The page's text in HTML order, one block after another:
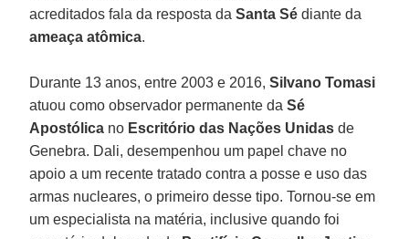
acreditados fala da resposta daSanta Sé diante da
ameaça atômica.
Durante 13 anos, entre 2003 e 2016,Silvano Tomasi
atuou como observador permanente daSé
Apostólica no Escritório das Nações Unidas de
Genebra. Dali, desempenhou um papel chave no
apoio a um recente tratado contra a posse e uso das
armas nucleares, o primeiro desse tipo. Tornou-se em
um especialista na matéria, inclusive quando foi